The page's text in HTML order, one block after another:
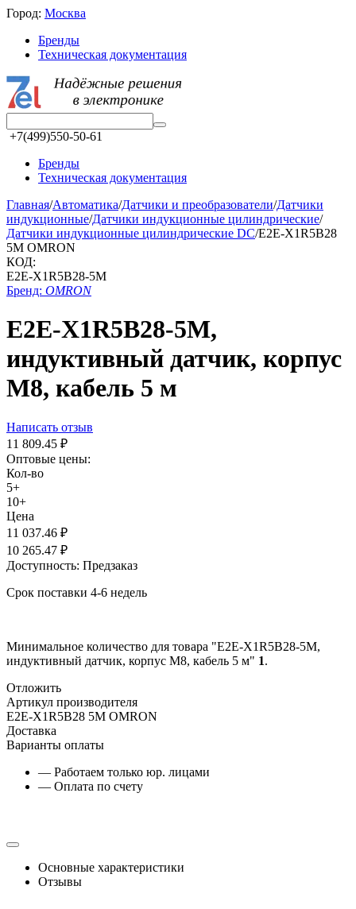
Город: Москва
Бренды
Техническая документация
+7(499)550-50-61
Бренды
Техническая документация
Главная/Автоматика/Датчики и преобразователи/Датчики
индукционные/Датчики индукционные цилиндрические/
Датчики индукционные цилиндрические DC/E2E-X1R5B28
5M OMRON
КОД:
E2E-X1R5B28-5M
Бренд: OMRON
E2E-X1R5B28-5M,
индуктивный датчик, корпус
М8, кабель 5 м
Написать отзыв
11 809.45 ₽
Оптовые цены:
Кол-во
5+
10+
Цена
11 037.46 ₽
10 265.47 ₽
Доступность: Предзаказ
Срок поставки 4-6 недель
Минимальное количество для товара "E2E-X1R5B28-5M,
индуктивный датчик, корпус М8, кабель 5 м" 1.
Отложить
Артикул производителя
E2E-X1R5B28 5M OMRON
Доставка
Варианты оплаты
— Работаем только юр. лицами
— Оплата по счету
Основные характеристики
Отзывы